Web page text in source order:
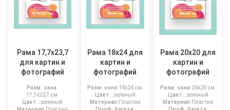
Рама 17,7x23,7
для картин и
фотографий
Разм. окна:
17,7x23,7 см.
Цвет..:зеленый
Рама 18x24 для
картин и
фотографий
Разм. окна:18x24 см.
Цвет..:зеленый
Материал: Пластик
Рама 20x20 для
картин и
фотографий
Разм. окна:20x20 см.
Цвет..:зеленый
Материал: Пластик